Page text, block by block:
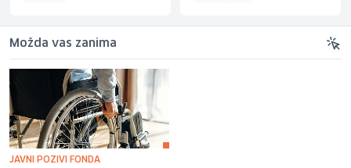
Možda vas zanima
JAVNI POZIVI FONDA